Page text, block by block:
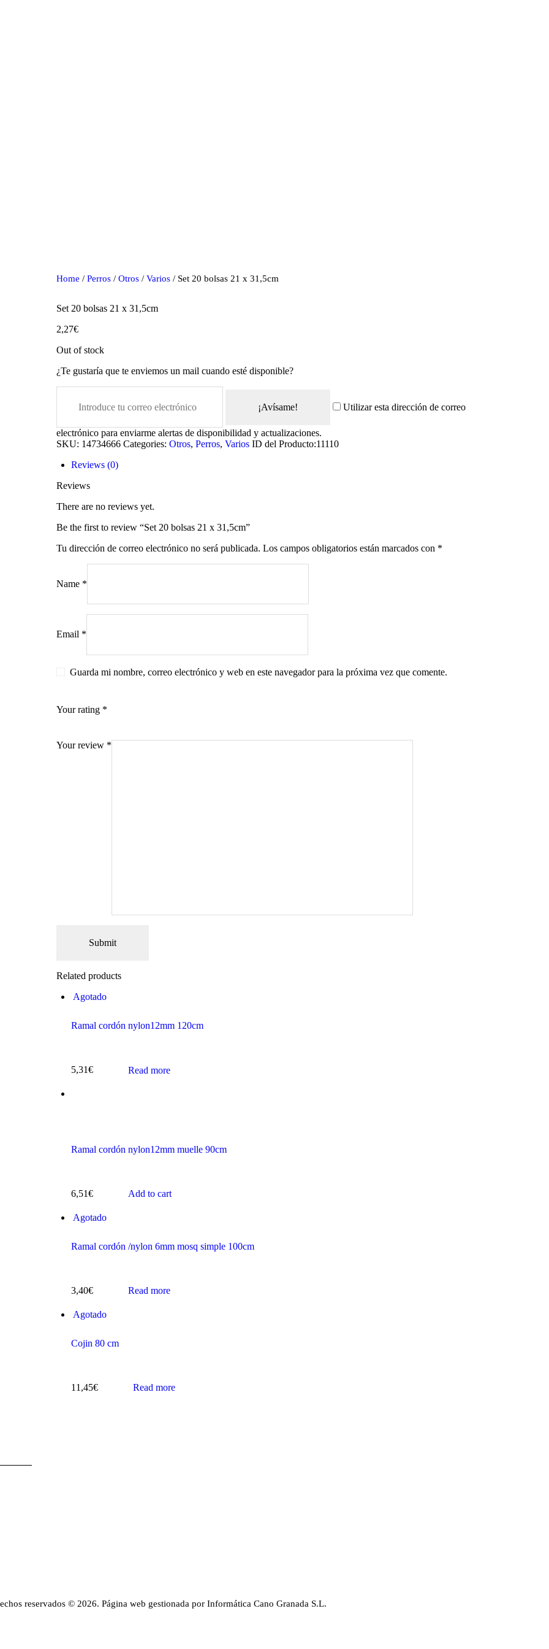
Home / Perros / Otros / Varios / Set 20 bolsas 21 x 31,5cm
Set 20 bolsas 21 x 31,5cm
2,27€
Out of stock
¿Te gustaría que te enviemos un mail cuando esté disponible?
¡Avísame! Utilizar esta dirección de correo
electrónico para enviarme alertas de disponibilidad y actualizaciones.
SKU: 14734666 Categories: Otros, Perros, Varios ID del Producto:11110
Reviews (0)
Reviews
There are no reviews yet.
Be the first to review “Set 20 bolsas 21 x 31,5cm”
Tu dirección de correo electrónico no será publicada. Los campos obligatorios están marcados con *
Name *
Email *
Guarda mi nombre, correo electrónico y web en este navegador para la próxima vez que comente.
Your rating *
Your review *
Related products
Agotado
Ramal cordón nylon12mm 120cm
5,31€ Read more
Ramal cordón nylon12mm muelle 90cm
6,51€ Add to cart
Agotado
Ramal cordón /nylon 6mm mosq simple 100cm
3,40€ Read more
Agotado
Cojin 80 cm
11,45€ Read more
reservados © 2026. Página web gestionada por Informática Cano Granada S.L.